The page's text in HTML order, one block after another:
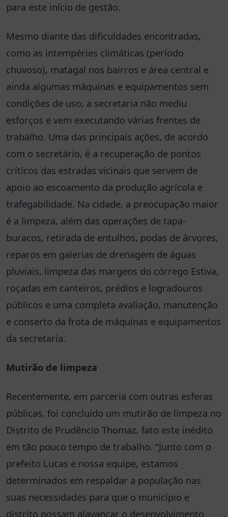
para este início de gestão.
Mesmo diante das dificuldades encontradas,
como as intempéries climáticas (período
chuvoso), matagal nos bairros e área central e
ainda algumas máquinas e equipamentos sem
condições de uso, a secretaria não mediu
esforços e vem executando várias frentes de
trabalho. Uma das principais ações, de acordo
com o secretário, é a recuperação de pontos
críticos das estradas vicinais que servem de
apoio ao escoamento da produção agrícola e
trafegabilidade. Na cidade, a preocupação maior
é a limpeza, além das operações de tapa-
buracos, retirada de entulhos, podas de árvores,
reparos em galerias de drenagem de águas
pluviais, limpeza das margens do córrego Estiva,
roçadas em canteiros, prédios e logradouros
públicos e uma completa avaliação, manutenção
e conserto da frota de máquinas e equipamentos
da secretaria.
Mutirão de limpeza
Recentemente, em parceria com outras esferas
públicas, foi concluído um mutirão de limpeza no
Distrito de Prudêncio Thomaz, fato este inédito
em tão pouco tempo de trabalho. “Junto com o
prefeito Lucas e nossa equipe, estamos
determinados em respaldar a população nas
suas necessidades para que o município e
distrito possam alavancar o desenvolvimento